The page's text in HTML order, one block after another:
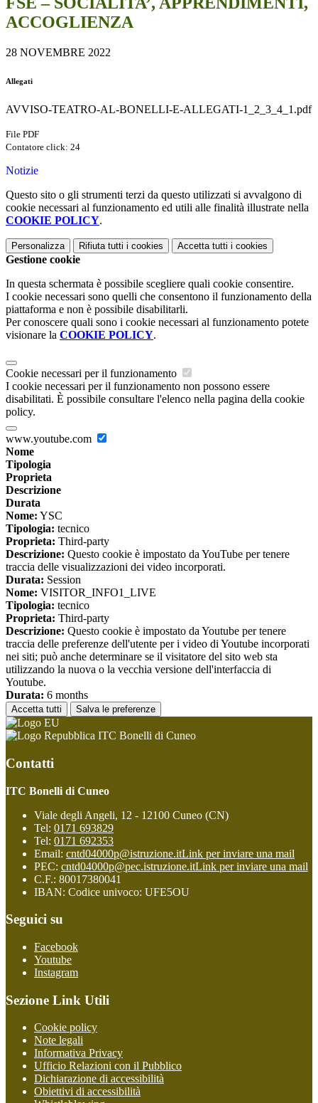
ACCOGLIENZA
28 NOVEMBRE 2022
Allegati
AVVISO-TEATRO-AL-BONELLI-E-ALLEGATI-1_2_3_4_1.pdf
File PDF
Contatore click: 24
Notizie
Questo sito o gli strumenti terzi da questo utilizzati si avvalgono di
cookie necessari al funzionamento ed utili alle finalità illustrate nella
COOKIE POLICY.
Personalizza Rifiuta tutti i cookies Accetta tutti i cookies
Gestione cookie
In questa schermata è possibile scegliere quali cookie consentire.
I cookie necessari sono quelli che consentono il funzionamento della
piattaforma e non è possibile disabilitarli.
Per conoscere quali sono i cookie necessari al funzionamento potete
visionare la COOKIE POLICY.
Cookie necessari per il funzionamento
I cookie necessari per il funzionamento non possono essere
disabilitati. È possibile consultare l'elenco nella pagina della cookie
policy.
www.youtube.com
Nome
Tipologia
Proprieta
Descrizione
Durata
Nome: YSC
Tipologia: tecnico
Proprieta: Third-party
Descrizione: Questo cookie è impostato da YouTube per tenere
traccia delle visualizzazioni dei video incorporati.
Durata: Session
Nome: VISITOR_INFO1_LIVE
Tipologia: tecnico
Proprieta: Third-party
Descrizione: Questo cookie è impostato da Youtube per tenere
traccia delle preferenze dell'utente per i video di Youtube incorporati
nei siti; può anche determinare se il visitatore del sito web sta
utilizzando la nuova o la vecchia versione dell'interfaccia di
Youtube.
Durata: 6 months
Accetta tutti Salva le preferenze
ITC Bonelli di Cuneo
Contatti
ITC Bonelli di Cuneo
Viale degli Angeli, 12 - 12100 Cuneo (CN)
Tel: 0171 693829
Tel: 0171 692353
Email: cntd04000p@istruzione.itLink per inviare una mail
PEC: cntd04000p@pec.istruzione.itLink per inviare una mail
C.F.: 80017380041
IBAN: Codice univoco: UFE5OU
Seguici su
Facebook
Youtube
Instagram
Sezione Link Utili
Cookie policy
Note legali
Informativa Privacy
Ufficio Relazioni con il Pubblico
Dichiarazione di accessibilità
Obiettivi di accessibilità